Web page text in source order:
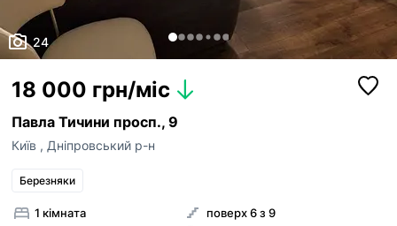
24
18 000 грн/міс
Павла Тичини просп., 9
Київ , Дніпровський р-н
Березняки
1 кімната
поверх 6 з 9